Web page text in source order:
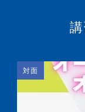
対面